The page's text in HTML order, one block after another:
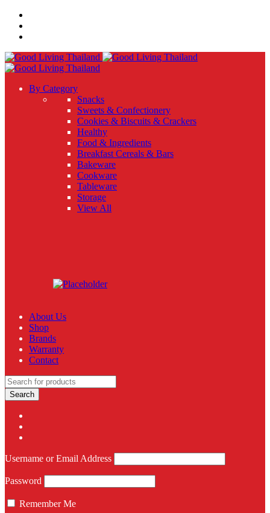
By Category
Snacks
Sweets & Confectionery
Cookies & Biscuits & Crackers
Healthy
Food & Ingredients
Breakfast Cereals & Bars
Bakeware
Cookware
Tableware
Storage
View All
About Us
Shop
Brands
Warranty
Contact
Username or Email Address
Password
Remember Me